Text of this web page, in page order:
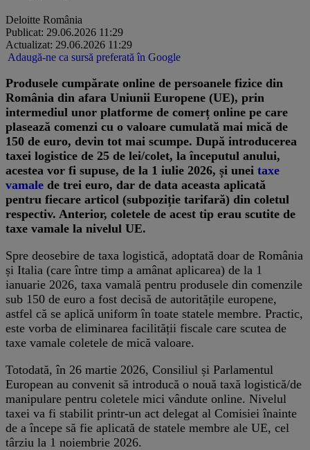
Deloitte România
Publicat: 29.06.2026 11:29
Actualizat: 29.06.2026 11:29
Adaugă-ne ca sursă preferată în Google
Produsele cumpărate online de persoanele fizice din
România din afara Uniunii Europene (UE), prin
intermediul unor platforme de comerț online pe care
plasează comenzi cu o valoare cumulată mai mică de
150 de euro, devin tot mai scumpe. După introducerea
taxei logistice de 25 de lei/colet, la începutul anului,
acestea vor fi supuse, de la 1 iulie 2026, și unei taxe
vamale de trei euro, dar de data aceasta aplicată
pentru fiecare articol (subpoziție tarifară) din coletul
respectiv. Anterior, coletele de acest tip erau scutite de
taxe vamale la nivelul UE.
Spre deosebire de taxa logistică, adoptată doar de România
și Italia (care între timp a amânat aplicarea) de la 1
ianuarie 2026, taxa vamală pentru produsele din comenzile
sub 150 de euro a fost decisă de autoritățile europene,
astfel că se aplică uniform în toate statele membre. Practic,
este vorba de eliminarea facilității fiscale care scutea de
taxe vamale coletele de mică valoare.
Totodată, în 26 martie 2026, Consiliul și Parlamentul
European au convenit să introducă o nouă taxă logistică/de
manipulare pentru coletele mici vândute online. Nivelul
taxei va fi stabilit printr-un act delegat al Comisiei înainte
de a începe să fie aplicată de statele membre ale UE, cel
târziu la 1 noiembrie 2026.